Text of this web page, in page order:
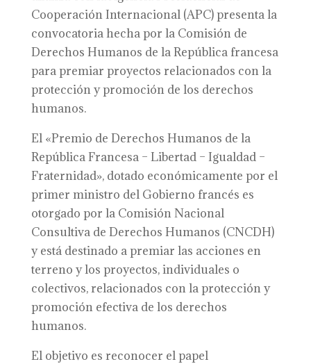
Cooperación Internacional (APC) presenta la
convocatoria hecha por la Comisión de
Derechos Humanos de la República francesa
para premiar proyectos relacionados con la
protección y promoción de los derechos
humanos.
El «Premio de Derechos Humanos de la
República Francesa – Libertad – Igualdad –
Fraternidad», dotado económicamente por el
primer ministro del Gobierno francés es
otorgado por la Comisión Nacional
Consultiva de Derechos Humanos (CNCDH)
y está destinado a premiar las acciones en
terreno y los proyectos, individuales o
colectivos, relacionados con la protección y
promoción efectiva de los derechos
humanos.
El objetivo es reconocer el papel